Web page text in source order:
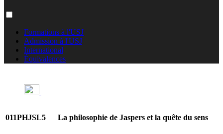
Formations à l'USJ
Admission à l'USJ
International
Équivalences
011PHJSL5 La philosophie de Jaspers et la quête du sens